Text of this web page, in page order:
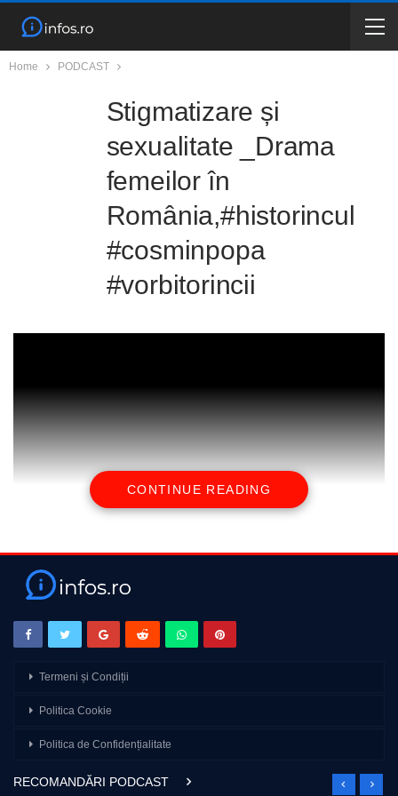
Home PODCAST
Stigmatizare și
sexualitate _Drama
femeilor în
România,#historincul
#cosminpopa
#vorbitorincii
CONTINUE READING
Termeni și Condiții
Politica Cookie
Politica de Confidențialitate
RECOMANDĂRI PODCAST